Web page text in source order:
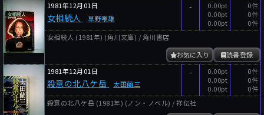
1981年12月01日
女相続人 草野唯雄
-
0.00pt
0.00pt
0.00pt
0件
0件
0件
女相続人 (1981年) (角川文庫) / 角川書店
読書登録
お気に入り
1981年12月01日
殺意の北八ケ岳 太田蘭三
-
0.00pt
0.00pt
0.00pt
0件
0件
0件
殺意の北八ケ岳 (1981年) (ノン・ノベル) / 祥伝社